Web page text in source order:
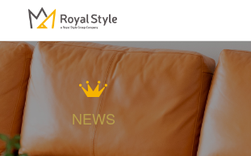
NEWS